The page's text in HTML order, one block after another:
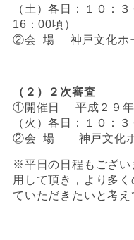
（土）各日：１０：
16：00頃）
②会 場 神戸文化ホ
（２）２次審査
①開催日 平成２９年
（火）各日：１０：
②会 場 神戸文化ホ
※平日の日程もござい
用して頂き，より多
ていただきたいと考え